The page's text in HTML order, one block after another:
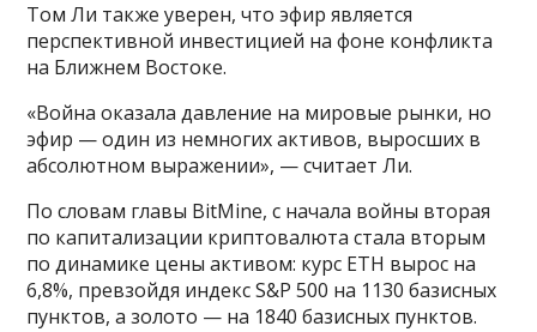
Том Ли также уверен, что эфир является
перспективной инвестицией на фоне конфликта
на Ближнем Востоке.
«Война оказала давление на мировые рынки, но
эфир — один из немногих активов, выросших в
абсолютном выражении», — считает Ли.
По словам главы BitMine, с начала войны вторая
по капитализации криптовалюта стала вторым
по динамике цены активом: курс ETH вырос на
6,8%, превзойдя индекс S&P 500 на 1130 базисных
пунктов, а золото — на 1840 базисных пунктов.